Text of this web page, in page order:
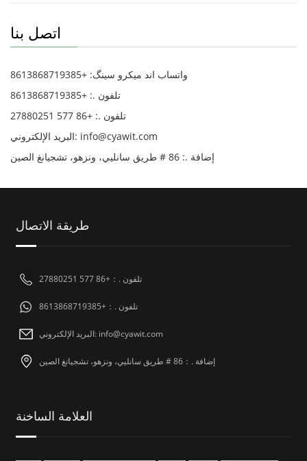
اتصل بنا
واتساب اند میکرو سینگ: +8613868719385
تلفون .: +8613868719385
تلفون .: +86 577 27880251
البريد الإلكتروني: info@cyawit.com
إضافة .: 86 # طريق سانليي، ونزهو، تشجيانغ الصين
طريقة الاتصال
تلفون .：+86 577 27880251
تلفون .：+8613868719385
البريد الإلكتروني: info@cyawit.com
إضافة .：86 # طريق سانليي، ونزهو، تشجيانغ الصين
العلامة الساخنة